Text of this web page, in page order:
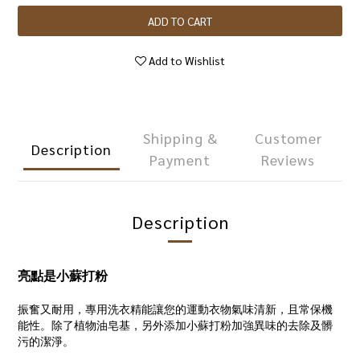
ADD TO CART
Add to Wishlist
Description
Shipping &
Payment
Customer
Reviews
Description
亮點是小蘇打粉
振奮又耐用，專用洗衣精能讓您的運動衣物氣味清新，且常保機
能性。除了植物油皂基，另外添加小蘇打粉加強異味的去除及髒
污的潔淨。